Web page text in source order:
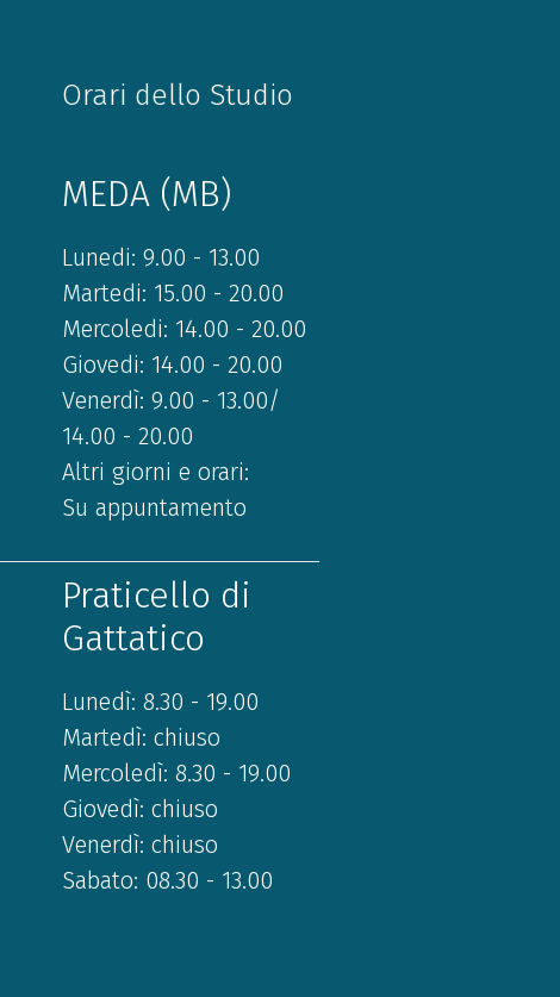
Orari dello Studio
MEDA (MB)
Lunedi: 9.00 - 13.00
Martedi: 15.00 - 20.00
Mercoledi: 14.00 - 20.00
Giovedi: 14.00 - 20.00
Venerdì: 9.00 - 13.00/
14.00 - 20.00
Altri giorni e orari:
Su appuntamento
Praticello di
Gattatico
Lunedì: 8.30 - 19.00
Martedì: chiuso
Mercoledì: 8.30 - 19.00
Giovedì: chiuso
Venerdì: chiuso
Sabato: 08.30 - 13.00